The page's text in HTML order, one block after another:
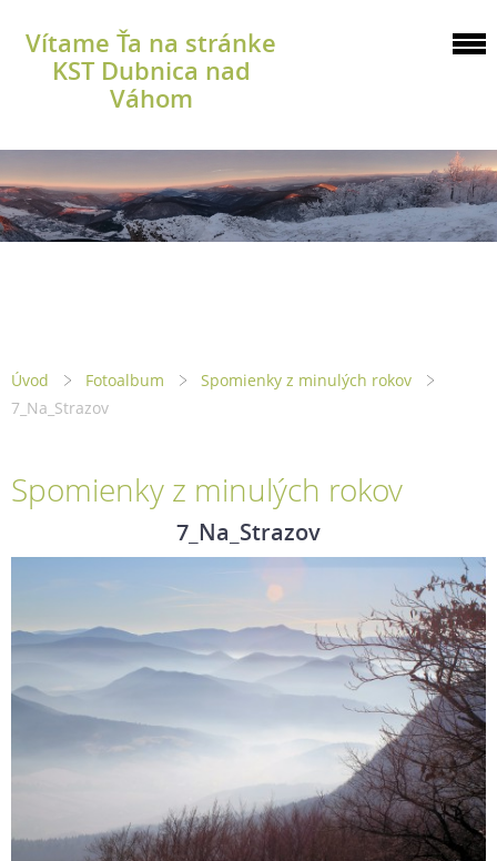
Vítame Ťa na stránke
KST Dubnica nad
Váhom
Úvod Fotoalbum
Spomienky z minulých rokov
7_Na_Strazov
Spomienky z minulých rokov
7_Na_Strazov